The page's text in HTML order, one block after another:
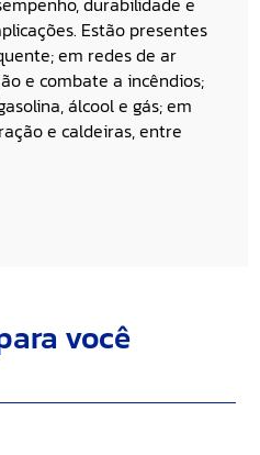
Estão presentes
em redes de ar
e combate a incêndios;
álcool e gás; em
e caldeiras, entre
você